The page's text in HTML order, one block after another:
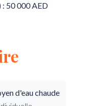
: 50 000 AED
d'eau chaude